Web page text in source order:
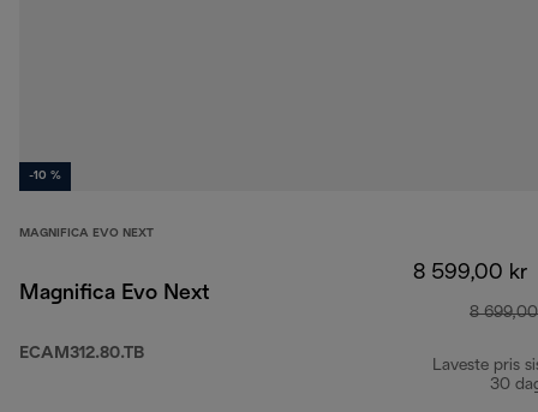
-10 %
MAGNIFICA EVO NEXT
Magnifica Evo Next
ECAM312.80.TB
8 599,00 kr
8
Laveste pris
30